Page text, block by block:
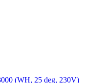
(WH, 25 deg, 230V)